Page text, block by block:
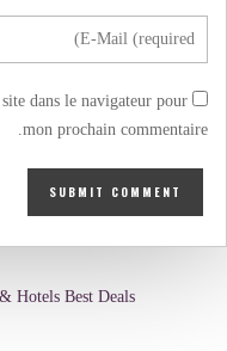
dans le navigateur pour
mon prochain commentaire.
Hotels Best Deals